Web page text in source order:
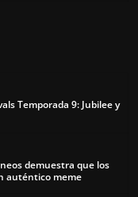
Temporada 9: Jubilee y
demuestra que los
auténtico meme